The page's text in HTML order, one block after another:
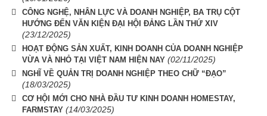
CÔNG NGHỆ, NHÂN LỰC VÀ DOANH NGHIỆP, BA TRỤ CỘT
HƯỚNG ĐẾN VĂN KIỆN ĐẠI HỘI ĐẢNG LẦN THỨ XIV
(23/12/2025)
HOẠT ĐỘNG SẢN XUẤT, KINH DOANH CỦA DOANH NGHIỆP
VỪA VÀ NHỎ TẠI VIỆT NAM HIỆN NAY (02/11/2025)
NGHĨ VỀ QUẢN TRỊ DOANH NGHIỆP THEO CHỮ “ĐẠO”
(18/03/2025)
CƠ HỘI MỚI CHO NHÀ ĐẦU TƯ KINH DOANH HOMESTAY,
FARMSTAY (14/03/2025)